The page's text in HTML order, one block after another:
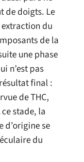
de doigts. Le
du
de la
une phase
n’est pas
final :
de THC,
stade, la
d’origine se
du